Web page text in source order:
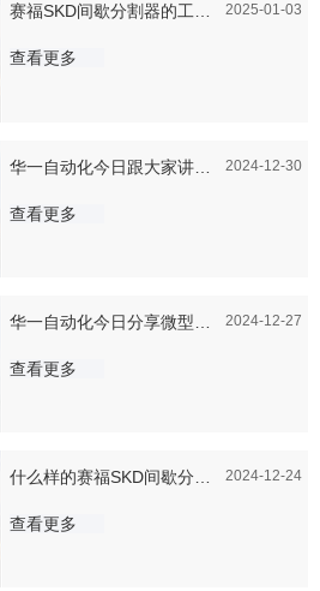
2025-01-03
赛福SKD间歇分割器的工作
原理是怎么样的
查看更多
2024-12-30
华一自动化今日跟大家讲讲
隆兴变频器跟国产变频器的
查看更多
2024-12-27
华一自动化今日分享微型减
速电机一般是用什么材质的
查看更多
2024-12-24
什么样的赛福SKD间歇分割
器比较好
查看更多